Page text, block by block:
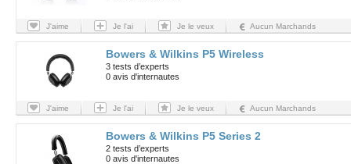
J'aime Je l'ai Je le veux Aucun Marchands
Bowers & Wilkins P5 Wireless
3 tests d’experts
0 avis d'internautes
J'aime Je l'ai Je le veux Aucun Marchands
Bowers & Wilkins P5 Series 2
2 tests d’experts
0 avis d'internautes